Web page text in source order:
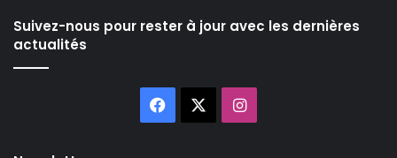
Suivez-nous pour rester à jour avec les dernières
actualités
Facebook Instagram